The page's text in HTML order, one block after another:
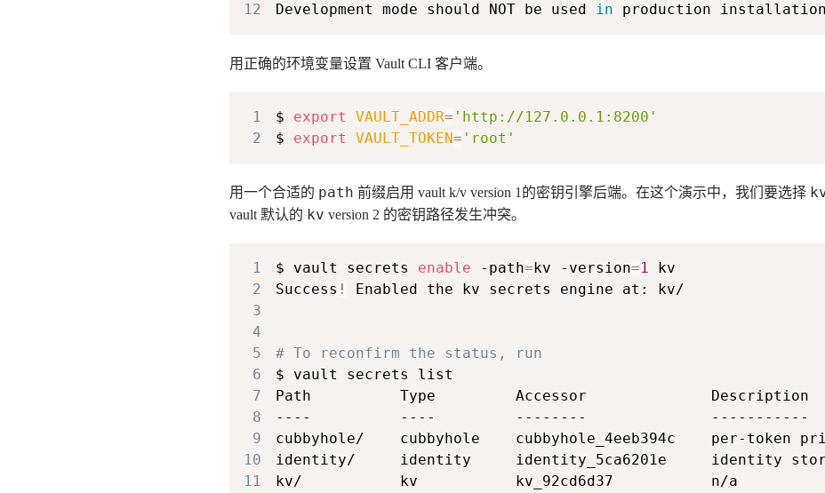
12
Development mode should NOT be used in production
用正确的环境变量设置 Vault CLI 客户端。
1 $ export VAULT_ADDR= 'http://127.0.0.1:8200'
2
$ export VAULT_TOKEN= 'root'
用一个合适的 path 前缀启用 vault k/v version 1的密钥引擎后端。在这个演示中，我们要选择
vault 默认的 kv version 2 的密钥路径发生冲突。
1 $ vault secrets enable -path= kv -version=1
2
Success !
3
4
5
# To reconfirm the status, run
6
7
8
9
10
11